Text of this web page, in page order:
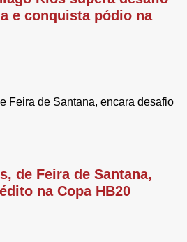
e conquista pódio na
de Feira de Santana,
na Copa HB20